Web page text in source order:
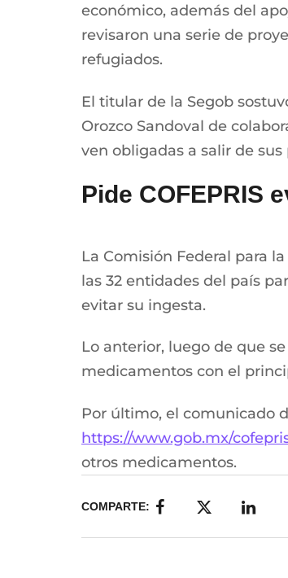
económico, además del
revisaron una serie de
refugiados.
El titular de la Segob
Orozco Sandoval de
ven obligadas a salir de sus
Pide COFEPRIS
La Comisión Federal para
las 32 entidades del país
evitar su ingesta.
Lo anterior, luego de que
medicamentos con el
Por último, el comunicado
https://www.gob.mx/
otros medicamentos.
COMPARTE: